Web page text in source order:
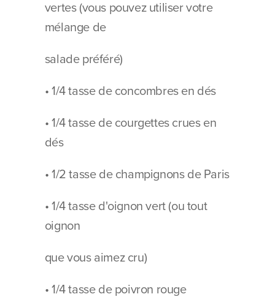
vertes (vous pouvez utiliser votre
mélange de
salade préféré)
• 1/4 tasse de concombres en dés
• 1/4 tasse de courgettes crues en
dés
• 1/2 tasse de champignons de Paris
• 1/4 tasse d'oignon vert (ou tout
oignon
que vous aimez cru)
• 1/4 tasse de poivron rouge